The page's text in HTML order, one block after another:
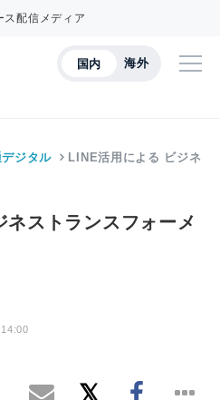
ス配信メディア
国内 海外
デジタル LINE活用による ビジネ
ストランスフォーメ